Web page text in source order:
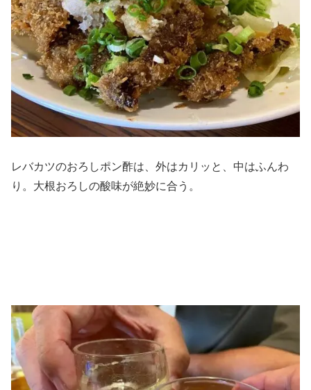
レバカツのおろしポン酢は、外はカリッと、中はふんわ
り。大根おろしの酸味が絶妙に合う。